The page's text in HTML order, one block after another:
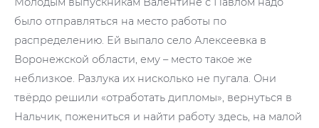
было отправляться на место работы по
распределению. Ей выпало село Алексеевка в
Воронежской области, ему – место такое же
неблизкое. Разлука их нисколько не пугала. Они
твёрдо решили «отработать дипломы», вернуться в
Нальчик, пожениться и найти работу здесь, на малой